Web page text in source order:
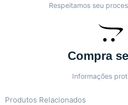
Respeitamos seu
Compra
Informações
Produtos Relacionados